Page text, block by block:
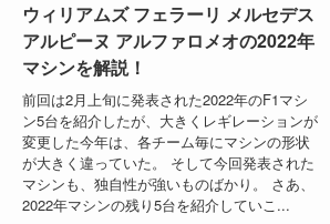
ウィリアムズ フェラーリ メルセデス
アルピーヌ アルファロメオの2022年
マシンを解説！
前回は2月上旬に発表された2022年のF1マシ
ン5台を紹介したが、大きくレギレーションが
変更した今年は、各チーム毎にマシンの形状
が大きく違っていた。 そして今回発表された
マシンも、独自性が強いものばかり。 さあ、
2022年マシンの残り5台を紹介していこ...